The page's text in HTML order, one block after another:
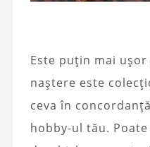
Este puțin mai
naștere este
ceva în
hobby-ul tău.